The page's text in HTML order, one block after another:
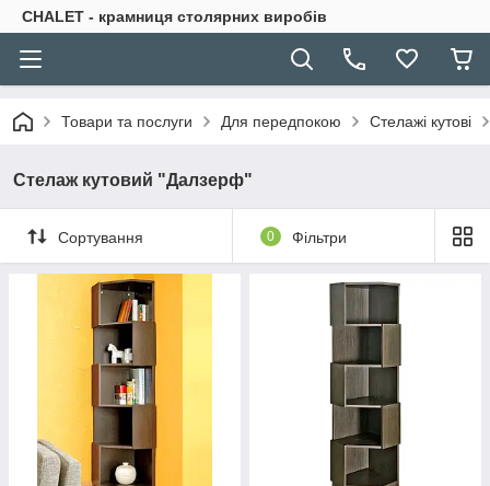
CHALET - крамниця столярних виробів
Товари та послуги Для передпокою Стелажі кутові
Стелаж кутовий "Далзерф"
Сортування 0 Фільтри